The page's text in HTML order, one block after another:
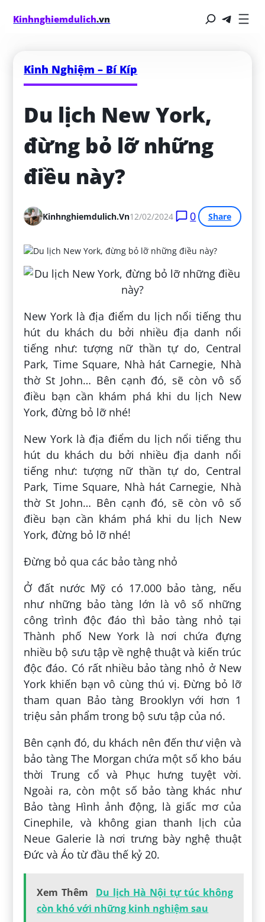
Kinhnghiemdulich.vn
Kinh Nghiệm – Bí Kíp
Du lịch New York,
đừng bỏ lỡ những
điều này?
Kinhnghiemdulich.vn12/02/2024 0 Share
New York là địa điểm du lịch nổi tiếng thu
hút du khách du bởi nhiều địa danh nổi
tiếng như: tượng nữ thần tự do, Central
Park, Time Square, Nhà hát Carnegie, Nhà
thờ St John… Bên cạnh đó, sẽ còn vô số
điều bạn cần khám phá khi du lịch New
York, đừng bỏ lỡ nhé!
New York là địa điểm du lịch nổi tiếng thu
hút du khách du bởi nhiều địa danh nổi
tiếng như: tượng nữ thần tự do, Central
Park, Time Square, Nhà hát Carnegie, Nhà
thờ St John… Bên cạnh đó, sẽ còn vô số
điều bạn cần khám phá khi du lịch New
York, đừng bỏ lỡ nhé!
Đừng bỏ qua các bảo tàng nhỏ
Ở đất nước Mỹ có 17.000 bảo tàng, nếu
như những bảo tàng lớn là vô số những
công trình độc đáo thì bảo tàng nhỏ tại
Thành phố New York là nơi chứa đựng
nhiều bộ sưu tập về nghệ thuật và kiến trúc
độc đáo. Có rất nhiều bảo tàng nhỏ ở New
York khiến bạn vô cùng thú vị. Đừng bỏ lỡ
tham quan Bảo tàng Brooklyn với hơn 1
triệu sản phẩm trong bộ sưu tập của nó.
Bên cạnh đó, du khách nên đến thư viện và
bảo tàng The Morgan chứa một số kho báu
thời Trung cổ và Phục hưng tuyệt vời.
Ngoài ra, còn một số bảo tàng khác như
Bảo tàng Hình ảnh động, là giấc mơ của
Cinephile, và không gian thanh lịch của
Neue Galerie là nơi trưng bày nghệ thuật
Đức và Áo từ đầu thế kỷ 20.
Xem Thêm
Du lịch Hà Nội tự túc không
còn khó với những kinh nghiệm sau